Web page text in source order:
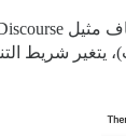
شريط